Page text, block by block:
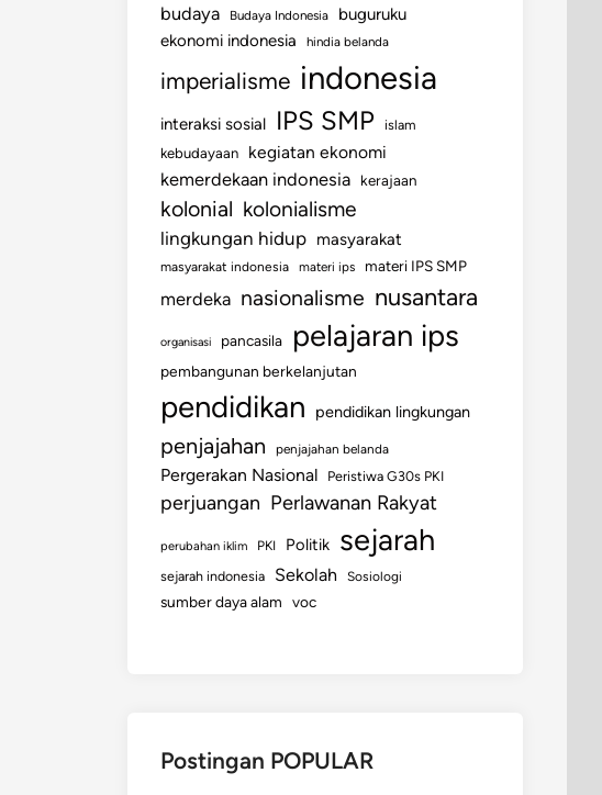
budaya Budaya Indonesia
buguruku
ekonomi indonesia
hindia belanda
imperialisme indonesia
interaksi sosial IPS SMP
islam
kebudayaan
kegiatan ekonomi
kemerdekaan indonesia kerajaan
kolonial kolonialisme
lingkungan hidup masyarakat
masyarakat indonesia materi ips materi IPS SMP
merdeka nasionalisme nusantara
organisasi pancasila pelajaran ips
pembangunan berkelanjutan
pendidikan pendidikan lingkungan
penjajahan penjajahan belanda
Pergerakan Nasional Peristiwa G30s PKI
perjuangan Perlawanan Rakyat
perubahan iklim PKI Politik sejarah
sejarah indonesia Sekolah Sosiologi
sumber daya alam voc
Postingan POPULAR